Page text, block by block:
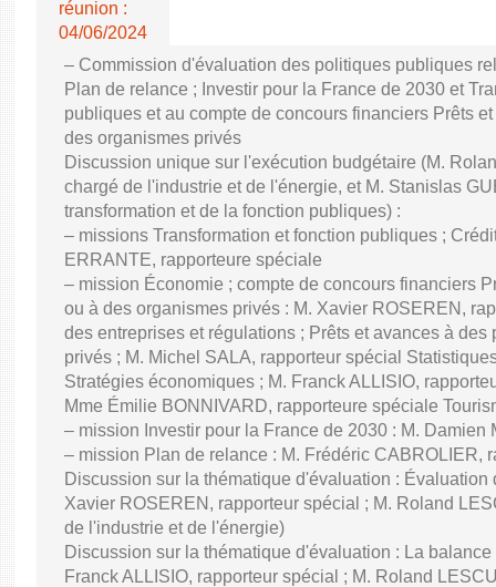
réunion :
04/06/2024
– Commission d'évaluation des politiques publiques
Plan de relance ; Investir pour la France de 2030 et
publiques et au compte de concours financiers Prêts
des organismes privés
Discussion unique sur l'exécution budgétaire (M.
chargé de l'industrie et de l'énergie, et M. Stanislas
transformation et de la fonction publiques) :
– missions Transformation et fonction publiques ;
ERRANTE, rapporteure spéciale
– mission Économie ; compte de concours financiers
ou à des organismes privés : M. Xavier ROSEREN,
des entreprises et régulations ; Prêts et avances à
privés ; M. Michel SALA, rapporteur spécial
Stratégies économiques ; M. Franck ALLISIO,
Mme Émilie BONNIVARD, rapporteure spéciale
– mission Investir pour la France de 2030 : M. Damien
– mission Plan de relance : M. Frédéric CABROLIER,
Discussion sur la thématique d'évaluation :
Xavier ROSEREN, rapporteur spécial ; M. Roland
de l'industrie et de l'énergie)
Discussion sur la thématique d'évaluation : La
Franck ALLISIO, rapporteur spécial ; M. Roland